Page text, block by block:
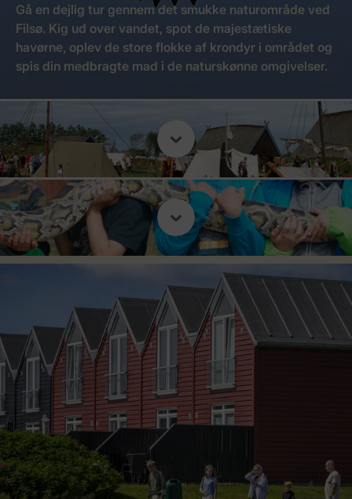
Gå en dejlig tur gennem det smukke naturområde ved
Filsø. Kig ud over vandet, spot de majestætiske
havørne, oplev de store flokke af krondyr i området og
spis din medbragte mad i de naturskønne omgivelser.